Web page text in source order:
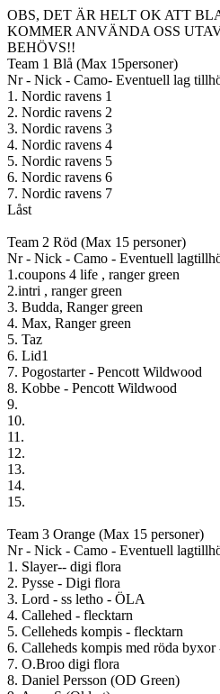
OBS, DET ÄR HELT OK ATT
KOMMER ANVÄNDA OSS
BEHÖVS!!
Team 1 Blå (Max 15personer)
Nr - Nick - Camo- Eventuell lag
1. Nordic ravens 1
2. Nordic ravens 2
3. Nordic ravens 3
4. Nordic ravens 4
5. Nordic ravens 5
6. Nordic ravens 6
7. Nordic ravens 7
Låst
Team 2 Röd (Max 15 personer)
Nr - Nick - Camo - Eventuell
1.coupons 4 life , ranger green
2.intri , ranger green
3. Budda, Ranger green
4. Max, Ranger green
5. Taz
6. Lid1
7. Pogostarter - Pencott Wildwood
8. Kobbe - Pencott Wildwood
9.
10.
11.
12.
13.
14.
15.
Team 3 Orange (Max 15 personer)
Nr - Nick - Camo - Eventuell
1. Slayer-- digi flora
2. Pysse - Digi flora
3. Lord - ss letho - ÖLA
4. Callehed - flecktarn
5. Celleheds kompis - flecktarn
6. Calleheds kompis med röda byxor
7. O.Broo digi flora
8. Daniel Persson (OD Green)